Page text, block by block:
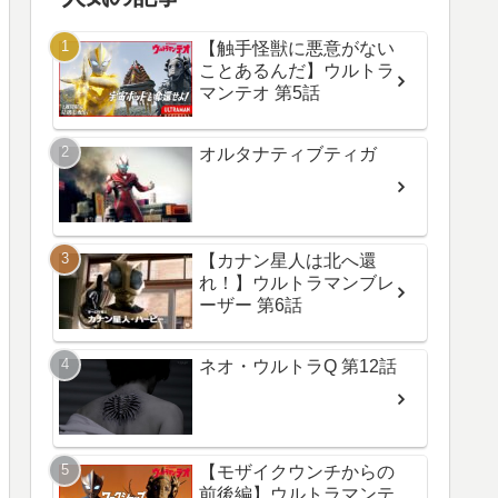
【触手怪獣に悪意がない
ことあるんだ】ウルトラ
マンテオ 第5話
オルタナティブティガ
【カナン星人は北へ還
れ！】ウルトラマンブレ
ーザー 第6話
ネオ・ウルトラQ 第12話
【モザイクウンチからの
前後編】ウルトラマンテ